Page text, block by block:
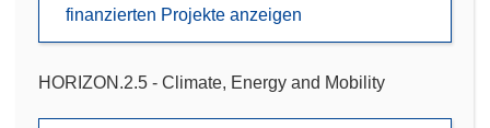
finanzierten Projekte anzeigen
HORIZON.2.5 - Climate, Energy and Mobility